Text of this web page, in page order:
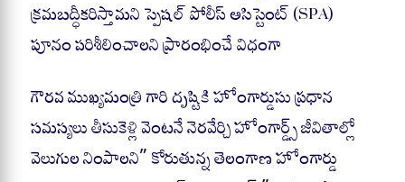
క్రమబద్ధీకరిస్తామని స్పెషల్ పోలీస్ అసిస్టెంట్ (SPA)
పూనం పరిశీలించాలని ప్రారంభించే విధంగా
గౌరవ ముఖ్యమంత్రి గారి దృష్టికి హోంగార్డుసు ప్రధాన
సమస్యలు తీసుకెళ్లి వెంటనే నెరవేర్చి హోంగార్డ్స్ జీవితాల్లో
వెలుగుల నింపాలని” కోరుతున్న తెలంగాణ హోంగార్డు